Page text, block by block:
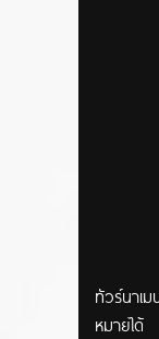
ทัวร์นาเ
หมายได้